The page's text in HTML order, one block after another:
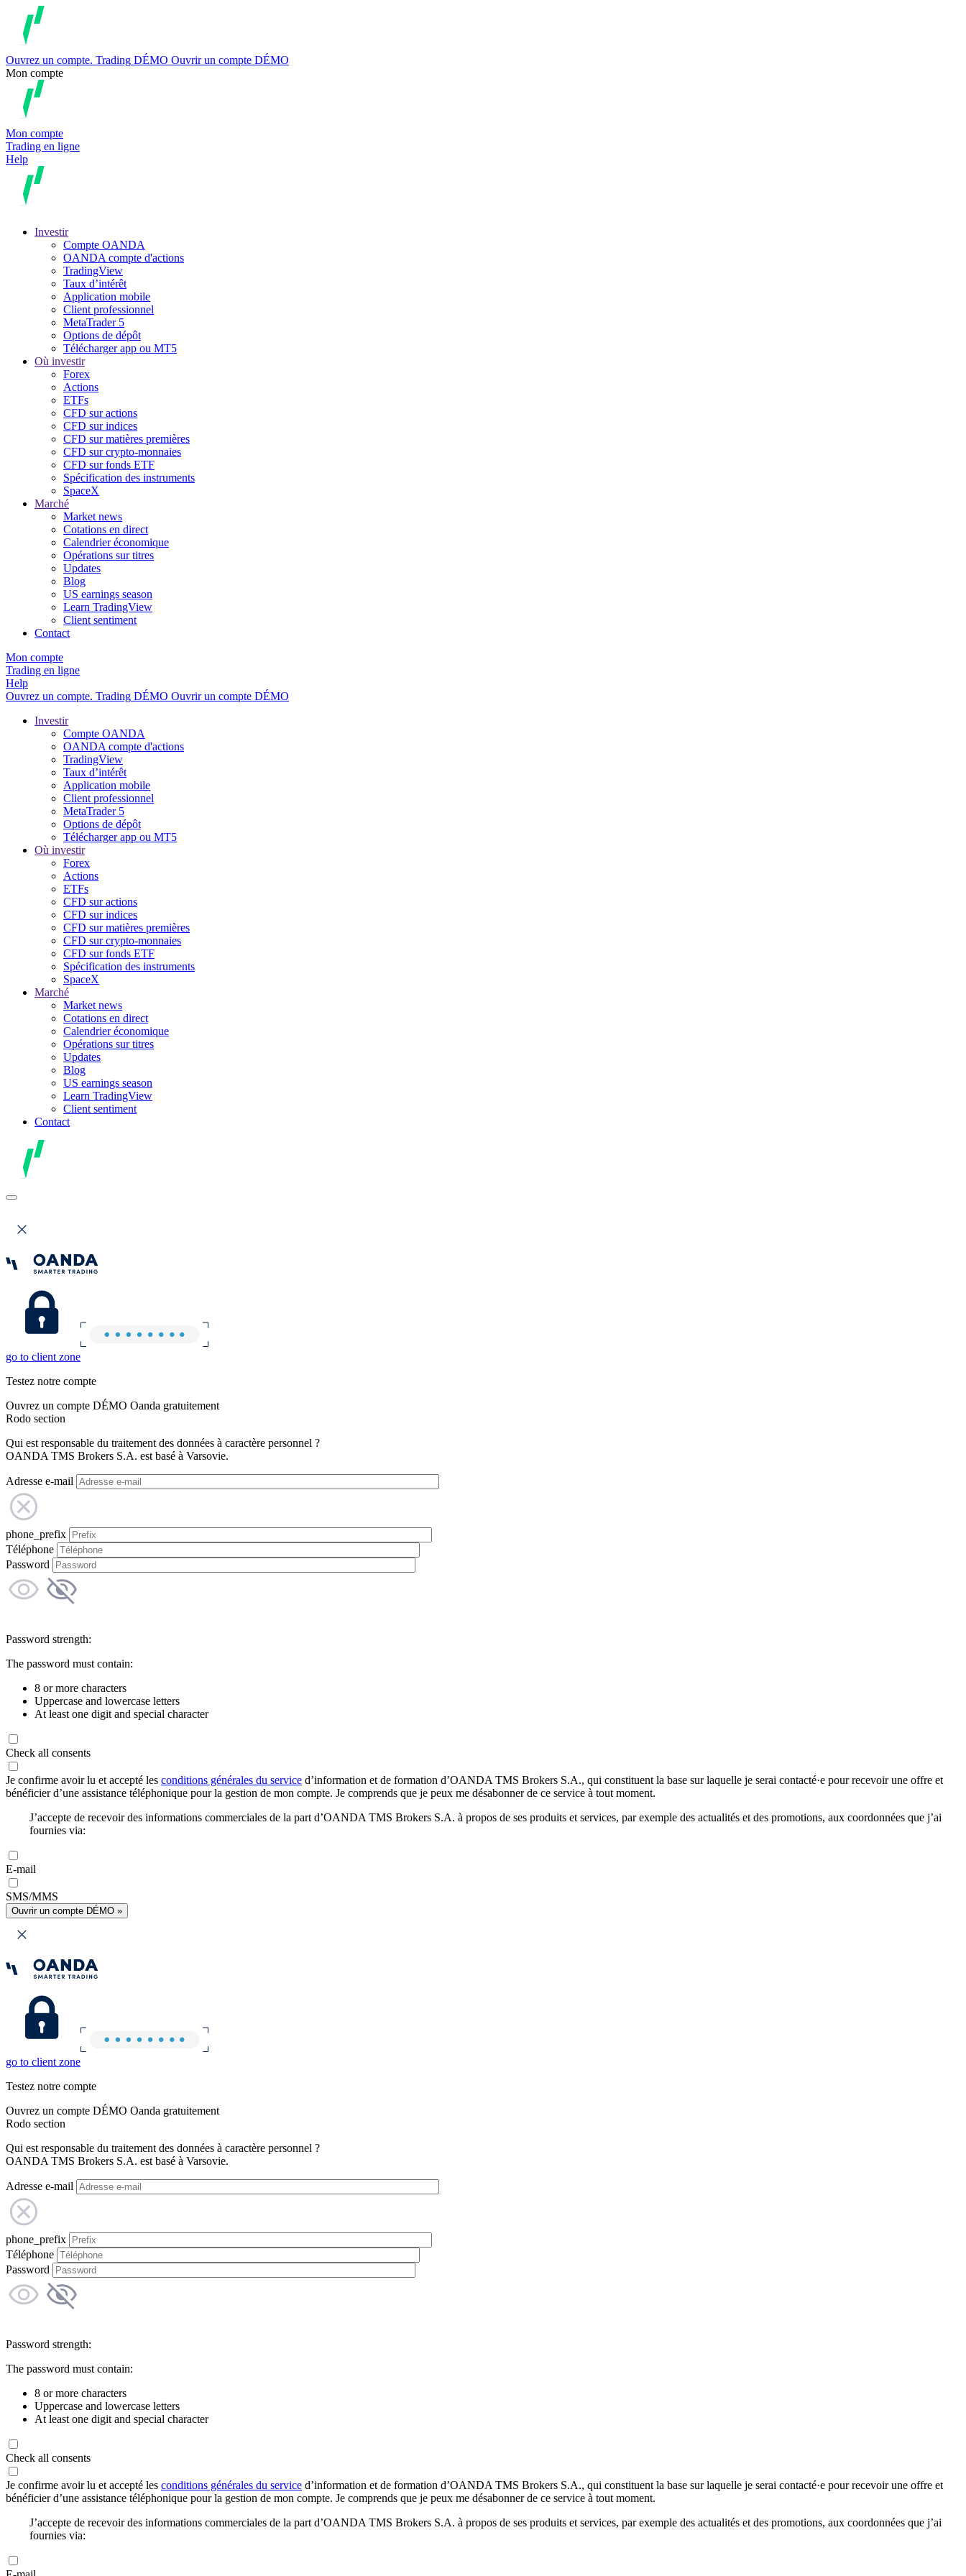
Ouvrez un compte. Trading DÉMO Ouvrir un compte DÉMO
Mon compte
Mon compte
Trading en ligne
Help
Investir
Compte OANDA
OANDA compte d'actions
TradingView
Taux d’intérêt
Application mobile
Client professionnel
MetaTrader 5
Options de dépôt
Télécharger app ou MT5
Où investir
Forex
Actions
ETFs
CFD sur actions
CFD sur indices
CFD sur matières premières
CFD sur crypto-monnaies
CFD sur fonds ETF
Spécification des instruments
SpaceX
Marché
Market news
Cotations en direct
Calendrier économique
Opérations sur titres
Updates
Blog
US earnings season
Learn TradingView
Client sentiment
Contact
Mon compte
Trading en ligne
Help
Ouvrez un compte. Trading DÉMO Ouvrir un compte DÉMO
Investir
Compte OANDA
OANDA compte d'actions
TradingView
Taux d’intérêt
Application mobile
Client professionnel
MetaTrader 5
Options de dépôt
Télécharger app ou MT5
Où investir
Forex
Actions
ETFs
CFD sur actions
CFD sur indices
CFD sur matières premières
CFD sur crypto-monnaies
CFD sur fonds ETF
Spécification des instruments
SpaceX
Marché
Market news
Cotations en direct
Calendrier économique
Opérations sur titres
Updates
Blog
US earnings season
Learn TradingView
Client sentiment
Contact
go to client zone
Testez notre compte
Ouvrez un compte DÉMO Oanda gratuitement
Rodo section
Qui est responsable du traitement des données à caractère personnel ?
OANDA TMS Brokers S.A. est basé à Varsovie.
Adresse e-mail
phone_prefix
Téléphone
Password
Password strength:
The password must contain:
8 or more characters
Uppercase and lowercase letters
At least one digit and special character
Check all consents
Je confirme avoir lu et accepté les conditions générales du service d’information et de formation d’OANDA TMS Brokers S.A., qui constituent la base sur laquelle je serai contacté·e pour recevoir une offre et
bénéficier d’une assistance téléphonique pour la gestion de mon compte. Je comprends que je peux me désabonner de ce service à tout moment.
J’accepte de recevoir des informations commerciales de la part d’OANDA TMS Brokers S.A. à propos de ses produits et services, par exemple des actualités et des promotions, aux coordonnées que j’ai
fournies via:
E-mail
SMS/MMS
Ouvrir un compte DÉMO »
go to client zone
Testez notre compte
Ouvrez un compte DÉMO Oanda gratuitement
Rodo section
Qui est responsable du traitement des données à caractère personnel ?
OANDA TMS Brokers S.A. est basé à Varsovie.
Adresse e-mail
phone_prefix
Téléphone
Password
Password strength:
The password must contain:
8 or more characters
Uppercase and lowercase letters
At least one digit and special character
Check all consents
Je confirme avoir lu et accepté les conditions générales du service d’information et de formation d’OANDA TMS Brokers S.A., qui constituent la base sur laquelle je serai contacté·e pour recevoir une offre et
bénéficier d’une assistance téléphonique pour la gestion de mon compte. Je comprends que je peux me désabonner de ce service à tout moment.
J’accepte de recevoir des informations commerciales de la part d’OANDA TMS Brokers S.A. à propos de ses produits et services, par exemple des actualités et des promotions, aux coordonnées que j’ai
fournies via: